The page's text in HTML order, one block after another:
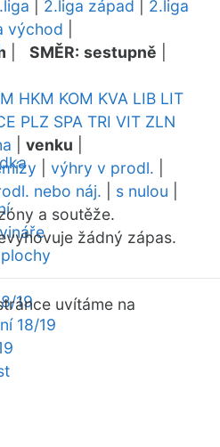
19
18/19
2.liga západ
2.liga
východ
SMĚR: sestupně
HKM KOM KVA LIB LIT
PLZ SPA TRI VIT ZLN
venku
výhry v prodl.
nebo náj. s nulou
a soutěže.
žádný zápas.
uvítáme na